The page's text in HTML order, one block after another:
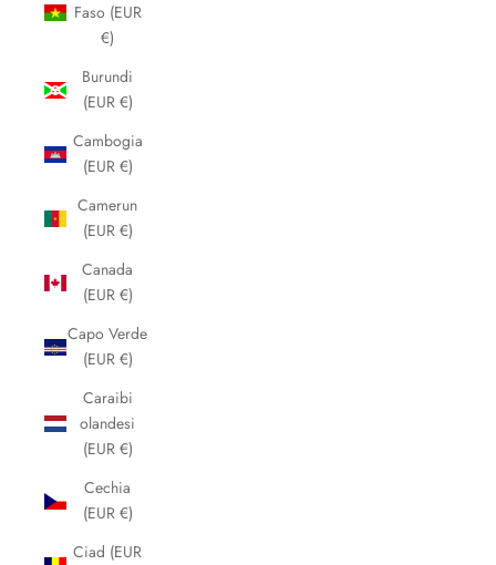
Faso (EUR
€)
Burundi
(EUR €)
Cambogia
(EUR €)
Camerun
(EUR €)
Canada
(EUR €)
Capo Verde
(EUR €)
Caraibi
olandesi
(EUR €)
Cechia
(EUR €)
Ciad (EUR